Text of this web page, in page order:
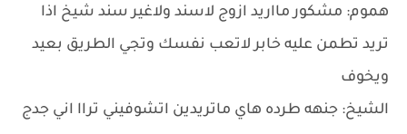
هموم: مشكور مااريد ازوج لاسند ولاغير سند شيخ اذا
تريد تطمن عليه خابر لاتعب نفسك وتجي الطريق بعيد
ويخوف
الشيخ: جنهه طرده هاي ماتريدين اتشوفيني تراا اني جدج